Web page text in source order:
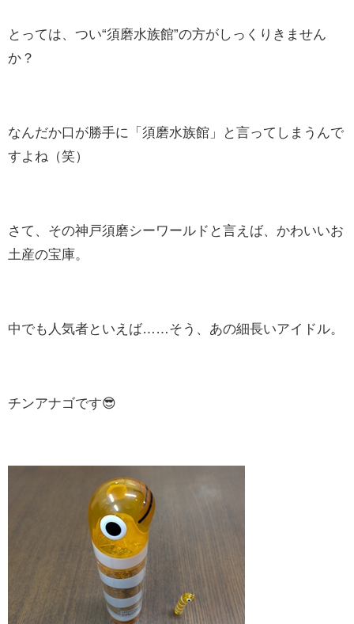
とっては、つい“須磨水族館”の方がしっくりきません
か？
なんだか口が勝手に「須磨水族館」と言ってしまうんで
すよね（笑）
さて、その神戸須磨シーワールドと言えば、かわいいお
土産の宝庫。
中でも人気者といえば……そう、あの細長いアイドル。
チンアナゴです😎